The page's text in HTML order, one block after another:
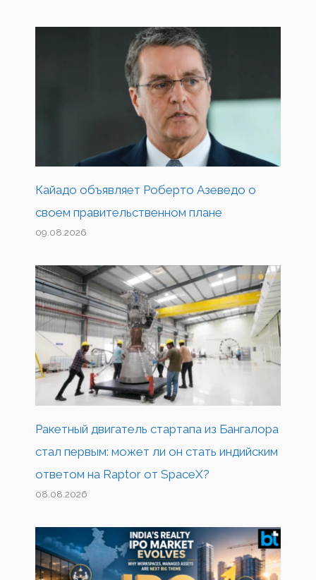
Кайадо объявляет Роберто Азеведо о
своем правительственном плане
09.08.2026
Ракетный двигатель стартапа из Бангалора
стал первым: может ли он стать индийским
ответом на Raptor от SpaceX?
08.08.2026